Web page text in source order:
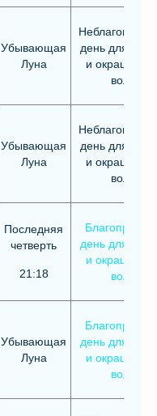
Убывающая
Луна
день для
и
волос
Убывающая
Луна
день для
и
волос
Последняя
четверть
21:18
день для
и
волос
Убывающая
Луна
день для
и
волос